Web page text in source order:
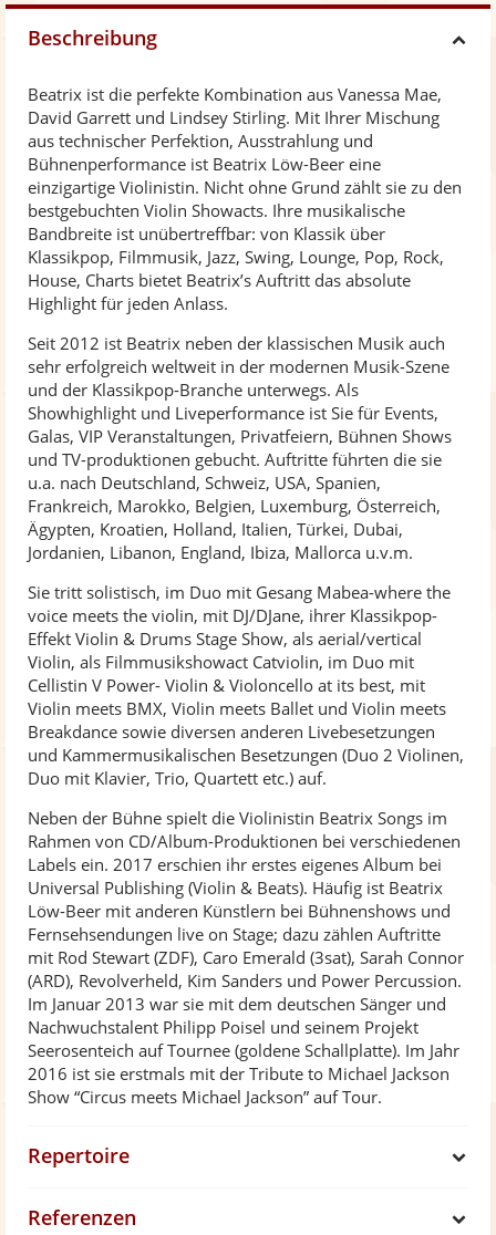
Violin & Voice Ballade
Flying Musicians Showact
Beschreibung
Beatrix ist die perfekte Kombination aus Vanessa Mae,
David Garrett und Lindsey Stirling. Mit Ihrer Mischung
aus technischer Perfektion, Ausstrahlung und
Bühnenperformance ist Beatrix Löw-Beer eine
einzigartige Violinistin. Nicht ohne Grund zählt sie zu den
bestgebuchten Violin Showacts. Ihre musikalische
Bandbreite ist unübertreffbar: von Klassik über
Klassikpop, Filmmusik, Jazz, Swing, Lounge, Pop, Rock,
House, Charts bietet Beatrix’s Auftritt das absolute
Highlight für jeden Anlass.
Seit 2012 ist Beatrix neben der klassischen Musik auch
sehr erfolgreich weltweit in der modernen Musik-Szene
und der Klassikpop-Branche unterwegs. Als
Showhighlight und Liveperformance ist Sie für Events,
Galas, VIP Veranstaltungen, Privatfeiern, Bühnen Shows
und TV-produktionen gebucht. Auftritte führten die sie
u.a. nach Deutschland, Schweiz, USA, Spanien,
Frankreich, Marokko, Belgien, Luxemburg, Österreich,
Ägypten, Kroatien, Holland, Italien, Türkei, Dubai,
Jordanien, Libanon, England, Ibiza, Mallorca u.v.m.
Sie tritt solistisch, im Duo mit Gesang Mabea-where the
voice meets the violin, mit DJ/DJane, ihrer Klassikpop-
Effekt Violin & Drums Stage Show, als aerial/vertical
Violin, als Filmmusikshowact Catviolin, im Duo mit
Cellistin V Power- Violin & Violoncello at its best, mit
Violin meets BMX, Violin meets Ballet und Violin meets
Breakdance sowie diversen anderen Livebesetzungen
und Kammermusikalischen Besetzungen (Duo 2 Violinen,
Duo mit Klavier, Trio, Quartett etc.) auf.
Neben der Bühne spielt die Violinistin Beatrix Songs im
Rahmen von CD/Album-Produktionen bei verschiedenen
Labels ein. 2017 erschien ihr erstes eigenes Album bei
Universal Publishing (Violin & Beats). Häufig ist Beatrix
Löw-Beer mit anderen Künstlern bei Bühnenshows und
Fernsehsendungen live on Stage; dazu zählen Auftritte
mit Rod Stewart (ZDF), Caro Emerald (3sat), Sarah Connor
(ARD), Revolverheld, Kim Sanders und Power Percussion.
Im Januar 2013 war sie mit dem deutschen Sänger und
Nachwuchstalent Philipp Poisel und seinem Projekt
Seerosenteich auf Tournee (goldene Schallplatte). Im Jahr
2016 ist sie erstmals mit der Tribute to Michael Jackson
Show “Circus meets Michael Jackson” auf Tour.
Repertoire
Referenzen